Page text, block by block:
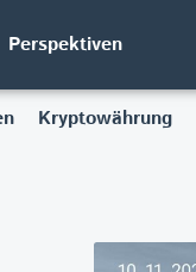
Perspektiven
Kryptowährung